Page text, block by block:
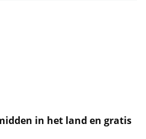
in het land en gratis